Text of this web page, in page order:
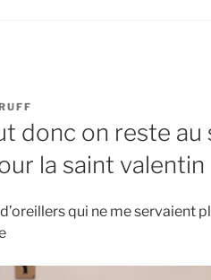
donc on reste au
la saint valentin
qui ne me servaient